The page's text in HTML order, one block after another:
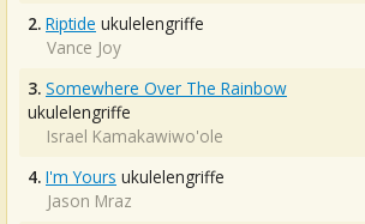
2. Riptide ukulelengriffe
Vance Joy
3. Somewhere Over The Rainbow
ukulelengriffe
Israel Kamakawiwo'ole
4. I'm Yours ukulelengriffe
Jason Mraz